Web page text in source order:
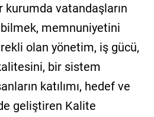
kurumda vatandaşların
memnuniyetini
olan yönetim, iş gücü,
bir sistem
katılımı, hedef ve
geliştiren Kalite